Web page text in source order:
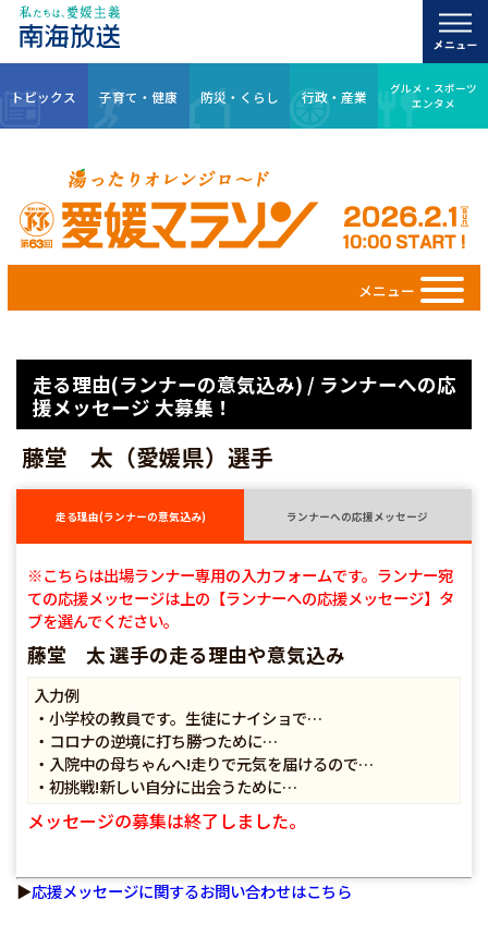
トピックス 子育て・健康 防災・くらし 行政・産業
グルメ・スポーツ
エンタメ
メニュー
走る理由(ランナーの意気込み) / ランナーへの応
援メッセージ 大募集！
藤堂 太（愛媛県）選手
走る理由(ランナーの意気込み) ランナーへの応援メッセージ
※こちらは出場ランナー専用の入力フォームです。ランナー宛
ての応援メッセージは上の【ランナーへの応援メッセージ】タ
ブを選んでください。
藤堂 太 選手の走る理由や意気込み
入力例
・小学校の教員です。生徒にナイショで…
・コロナの逆境に打ち勝つために…
・入院中の母ちゃんへ!走りで元気を届けるので…
・初挑戦!新しい自分に出会うために…
メッセージの募集は終了しました。
▶応援メッセージに関するお問い合わせはこちら